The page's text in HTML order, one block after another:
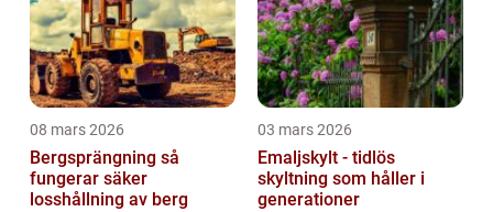
08 mars 2026
Bergsprängning så
fungerar säker
losshållning av berg
03 mars 2026
Emaljskylt - tidlös
skyltning som håller i
generationer